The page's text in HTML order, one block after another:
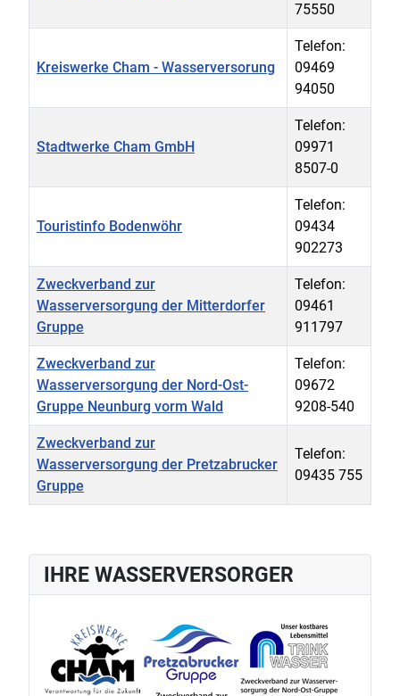
75550
Kreiswerke Cham - Wasserversorung
Telefon:
09469
94050
Stadtwerke Cham GmbH
Telefon:
09971
8507-0
Touristinfo Bodenwöhr
Telefon:
09434
902273
Zweckverband zur
Wasserversorgung der Mitterdorfer
Gruppe
Telefon:
09461
911797
Zweckverband zur
Wasserversorgung der Nord-Ost-
Gruppe Neunburg vorm Wald
Telefon:
09672
9208-540
Zweckverband zur
Wasserversorgung der Pretzabrucker
Gruppe
Telefon:
09435 755
IHRE WASSERVERSORGER